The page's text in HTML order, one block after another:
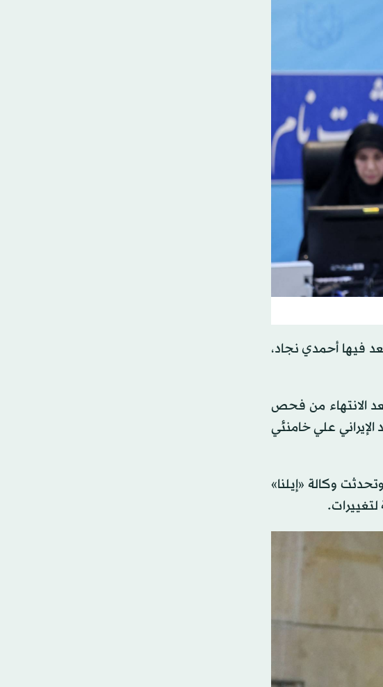
فيها أحمدي نجاد،
الانتهاء من فحص
للانتخابات الرئاسية، في المجلس الذي يختار نصف أعضائه الـ12 المرشد الإيراني علي خامنئي
وكالة «إيلنا»